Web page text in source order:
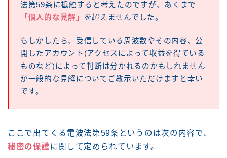
法第59条に抵触すると考えたのですが、あくまで
「個人的な見解」 を超えませんでした。
もしかしたら、受信している周波数やその内容、公
開したアカウント(アクセスによって収益を得ている
ものなど)によって判断は分かれるのかもしれません
が一般的な見解についてご教示いただけますと幸い
です。
ここで出てくる電波法第59条というのは次の内容で、
秘密の保護 に関して定められています。